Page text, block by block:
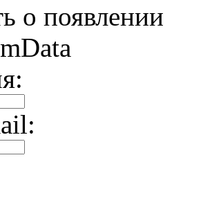
о появлении